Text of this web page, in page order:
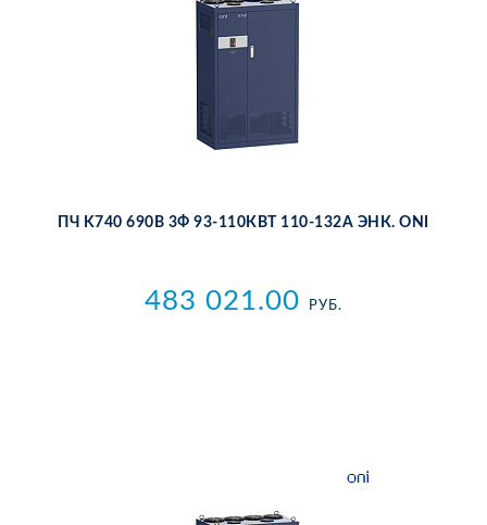
ПЧ K740 690В 3Ф 93-110КВТ 110-132А ЭНК. ONI
483 021.00 РУБ.